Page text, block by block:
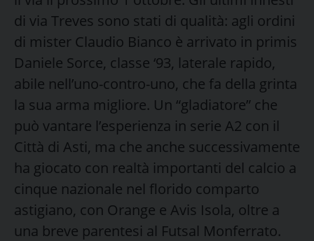
di via Treves sono stati di qualità: agli ordini
di mister Claudio Bianco è arrivato in primis
Daniele Sorce, classe ‘93, laterale rapido,
abile nell’uno-contro-uno, che fa della grinta
la sua arma migliore. Un “gladiatore” che
può vantare l’esperienza in serie A2 con il
Città di Asti, ma che anche successivamente
ha giocato con realtà importanti del calcio a
cinque nazionale nel florido comparto
astigiano, con Orange e Avis Isola, oltre a
una breve parentesi al Futsal Monferrato.